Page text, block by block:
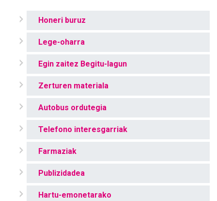
Honeri buruz
Lege-oharra
Egin zaitez Begitu-lagun
Zerturen materiala
Autobus ordutegia
Telefono interesgarriak
Farmaziak
Publizidadea
Hartu-emonetarako